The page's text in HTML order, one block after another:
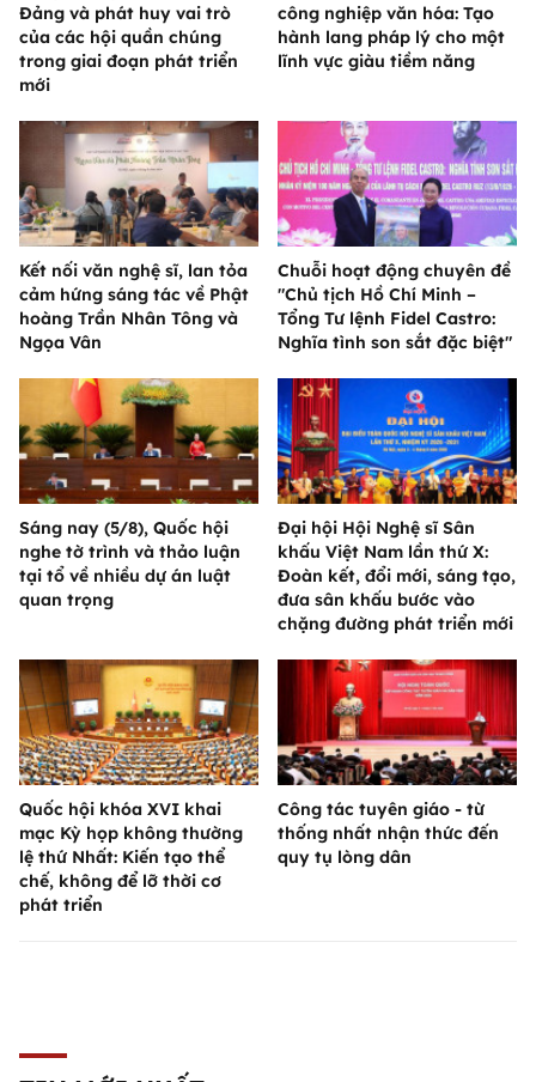
Đảng và phát huy vai trò
của các hội quần chúng
trong giai đoạn phát triển
mới
công nghiệp văn hóa: Tạo
hành lang pháp lý cho một
lĩnh vực giàu tiềm năng
Kết nối văn nghệ sĩ, lan tỏa
cảm hứng sáng tác về Phật
hoàng Trần Nhân Tông và
Ngọa Vân
Chuỗi hoạt động chuyên đề
"Chủ tịch Hồ Chí Minh –
Tổng Tư lệnh Fidel Castro:
Nghĩa tình son sắt đặc biệt"
Sáng nay (5/8), Quốc hội
nghe tờ trình và thảo luận
tại tổ về nhiều dự án luật
quan trọng
Đại hội Hội Nghệ sĩ Sân
khấu Việt Nam lần thứ X:
Đoàn kết, đổi mới, sáng tạo,
đưa sân khấu bước vào
chặng đường phát triển mới
Quốc hội khóa XVI khai
mạc Kỳ họp không thường
lệ thứ Nhất: Kiến tạo thể
chế, không để lỡ thời cơ
phát triển
Công tác tuyên giáo - từ
thống nhất nhận thức đến
quy tụ lòng dân